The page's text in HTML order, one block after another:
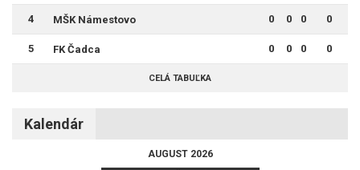
4 MŠK Námestovo 0 0 0 0
5 FK Čadca 0 0 0 0
CELÁ TABUĽKA
Kalendár
AUGUST 2026